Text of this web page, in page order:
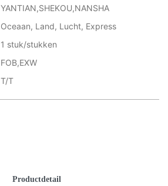
YANTIAN,SHEKOU,NANSHA
Oceaan, Land, Lucht, Express
1 stuk/stukken
FOB,EXW
T/T
Productdetail